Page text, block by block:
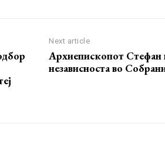
Next article
Архиепископот Стефан
независноста во